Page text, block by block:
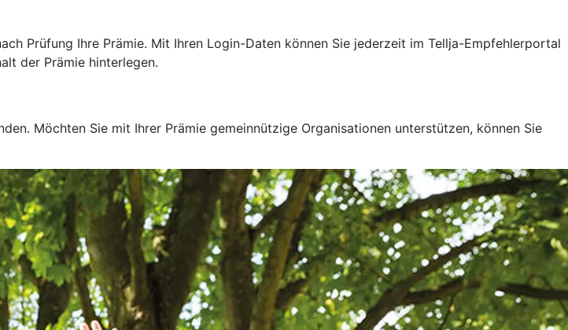
Prüfung Ihre Prämie. Mit Ihren Login-Daten können Sie jederzeit im Tellja-Empfehlerportal
der Prämie hinterlegen.
Möchten Sie mit Ihrer Prämie gemeinnützige Organisationen unterstützen, können Sie